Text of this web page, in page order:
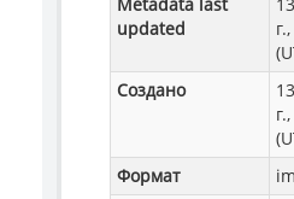
updated
Создано
Формат